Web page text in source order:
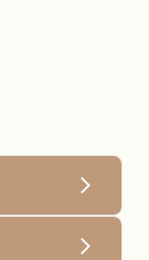
享有健保補